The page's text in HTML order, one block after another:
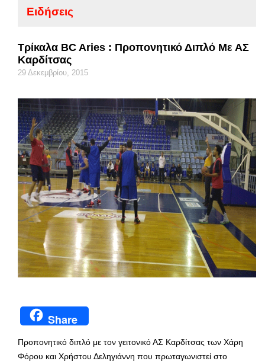
Ειδήσεις
Τρίκαλα BC Aries : Προπονητικό Διπλό Με ΑΣ
Καρδίτσας
29 Δεκεμβρίου, 2015
Share
Προπονητικό διπλό με τον γειτονικό ΑΣ Καρδίτσας των Χάρη
Φόρου και Χρήστου Δεληγιάννη που πρωταγωνιστεί στο